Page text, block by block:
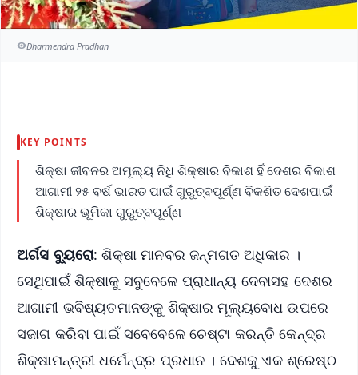
Dharmendra Pradhan
KEY POINTS
ଶିକ୍ଷା ଜୀବନର ଅମୂଲ୍ୟ ନିଧି ଶିକ୍ଷାର ବିକାଶ ହିଁ ଦେଶର ବିକାଶ
ଆଗାମୀ ୨୫ ବର୍ଷ ଭାରତ ପାଇଁ ଗୁରୁତ୍ବପୂର୍ଣ୍ଣ ବିକଶିତ ଦେଶପାଇଁ
ଶିକ୍ଷାର ଭୂମିକା ଗୁରୁତ୍ବପୂର୍ଣ୍ଣ
ଅର୍ଗସ ବ୍ୟୁରୋ: ଶିକ୍ଷା ମାନବର ଜନ୍ମଗତ ଅଧିକାର ।
ସେଥିପାଇଁ ଶିକ୍ଷାକୁ ସବୁବେଳେ ପ୍ରାଧାନ୍ୟ ଦେବାସହ ଦେଶର
ଆଗାମୀ ଭବିଷ୍ୟତମାନଙ୍କୁ ଶିକ୍ଷାର ମୂଲ୍ୟବୋଧ ଉପରେ
ସଜାଗ କରିବା ପାଇଁ ସବେବେଳେ ଚେଷ୍ଟା କରନ୍ତି କେନ୍ଦ୍ର
ଶିକ୍ଷାମନ୍ତ୍ରୀ ଧର୍ମେନ୍ଦ୍ର ପ୍ରଧାନ । ଦେଶକୁ ଏକ ଶ୍ରେଷ୍ଠ